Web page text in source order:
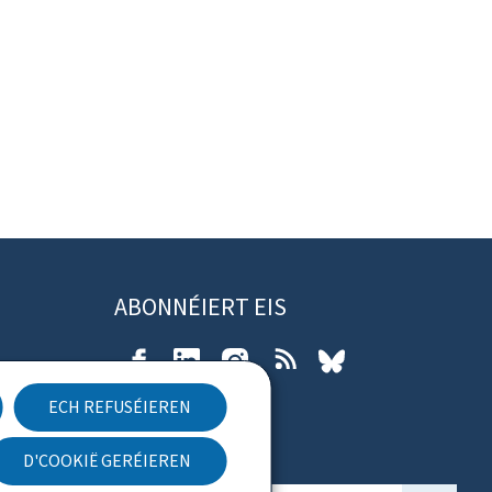
ECH REFUSÉIEREN
D'COOKIË GERÉIEREN
ABONNÉIERT EIS
FacebookLinkedInInstagramRSS
Newsletter